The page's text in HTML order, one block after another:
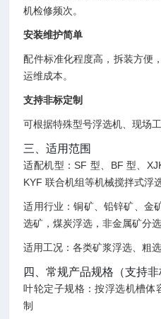
机检修频次。
安装维护简单
配件标准化程度高，拆装方便
运维成本。
支持非标定制
可根据特殊型号浮选机、现场
三、适用范围
适配机型：SF 型、BF 型、
KYF 联合机组等机械搅拌式浮
适用行业：铜矿、铅锌矿、金
选矿，煤炭浮选，非金属矿分选
适用工况：各类矿浆浮选、粗
四、常规产品规格（支持非
叶轮定子规格：按浮选机槽体
制